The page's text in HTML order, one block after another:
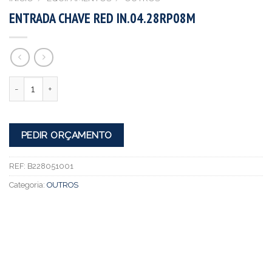
ENTRADA CHAVE RED IN.04.28RP08M
PEDIR ORÇAMENTO
REF: B228051001
Categoria: OUTROS